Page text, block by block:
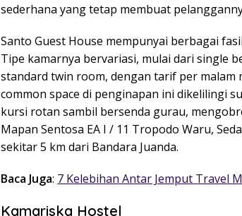
sederhana yang tetap membuat
Santo Guest House mempunyai berbagai
Tipe kamarnya bervariasi, mulai dari single
standard twin room, dengan tarif per malam
common space di penginapan ini dikelilingi
kursi rotan sambil bersenda gurau,
Mapan Sentosa EA I / 11 Tropodo Waru,
sekitar 5 km dari Bandara Juanda.
Baca Juga: 7 Kelebihan Antar Jemput Travel
Kamariska Hostel